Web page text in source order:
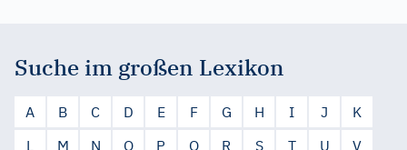
Suche im großen Lexikon
A B C D E F G H I J
K
L
M N O P Q R S T U
V